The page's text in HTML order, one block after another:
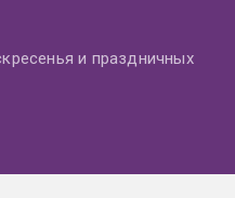
и праздничных